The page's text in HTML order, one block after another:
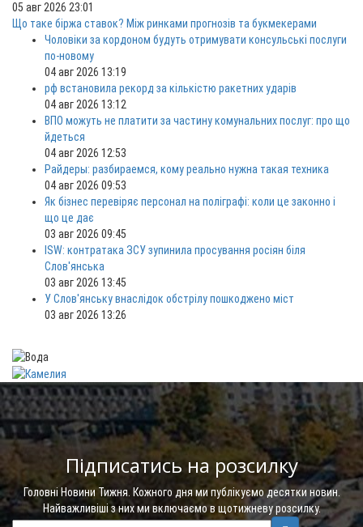
05 авг 2026 23:01
Що таке біржа ставок? Між ринками прогнозів та букмекерами
Чоловіки за кордоном будуть отримувати консульські послуги
по-новому
04 авг 2026 13:19
рф встановила рекорд за кількістю ракетних ударів
04 авг 2026 13:12
ВПО можуть не платити за частину комунальних послуг: про що
йдеться
04 авг 2026 12:53
Райдеры: разбираемся, кому реально нужна такая техника
04 авг 2026 09:53
Як бізнес перевіряє персонал на поліграфі: коли це законно і
що це дає
03 авг 2026 09:45
ISW: контратака ЗСУ зупинила просування росіян біля
Слов'янська
03 авг 2026 13:45
У Слов'янську внаслідок обстрілу пошкоджено міст
03 авг 2026 13:26
Підписатись на розсилку
Головні Новини Тижня. Кожного дня ми публікуємо десятки новин.
Найважливіші з них ми включаємо в щотижневу розсилку.